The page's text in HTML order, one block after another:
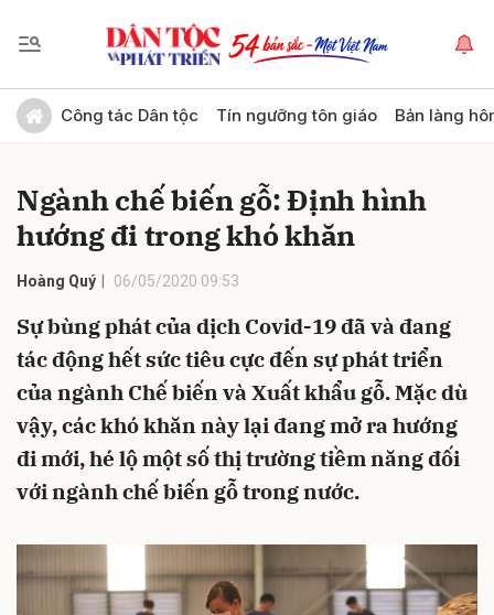
Công tác Dân tộc Tín ngưỡng tôn giáo Bản làng
Ngành chế biến gỗ: Định hình
hướng đi trong khó khăn
Hoàng Quý 06/05/2020 09:53
Sự bùng phát của dịch Covid-19 đã và đang
tác động hết sức tiêu cực đến sự phát triển
của ngành Chế biến và Xuất khẩu gỗ. Mặc dù
vậy, các khó khăn này lại đang mở ra hướng
đi mới, hé lộ một số thị trường tiềm năng đối
với ngành chế biến gỗ trong nước.
Gửi bình luận
Hủy Gửi